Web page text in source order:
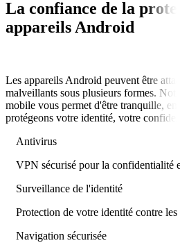
La confiance de la
appareils Android
Les appareils Android peuvent être
malveillants sous plusieurs formes.
mobile vous permet d'être tranquille, en
protégeons votre identité, votre
Antivirus
VPN sécurisé pour la confidentialité
Surveillance de l'identité
Protection de votre identité contre
Navigation sécurisée